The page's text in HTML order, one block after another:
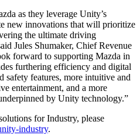
as they leverage Unity’s
new innovations that will prioritize
the ultimate driving
Jules Shumaker, Chief Revenue
forward to supporting Mazda in
furthering efficiency and digital
safety features, more intuitive and
entertainment, and a more
by Unity technology.”
for Industry, please
industry.